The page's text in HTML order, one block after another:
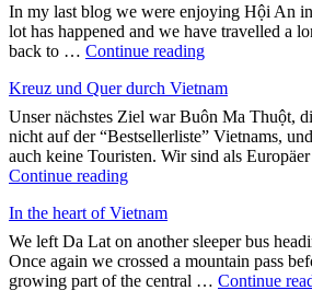
In my last blog we were enjoying Hội An
lot has happened and we have travelled a
back to … Continue reading"A
of
the
way
round
the
Kreuz und Quer durch Vietnam
Unser nächstes Ziel war Buôn Ma Thuột,
nicht auf der “Bestsellerliste” Vietnams,
auch keine Touristen. Wir sind als
Continue reading"Kreuz
Quer
durch
Vietnam"
In the heart of Vietnam
We left Da Lat on another sleeper bus
Once again we crossed a mountain pass
growing part of the central … Continue